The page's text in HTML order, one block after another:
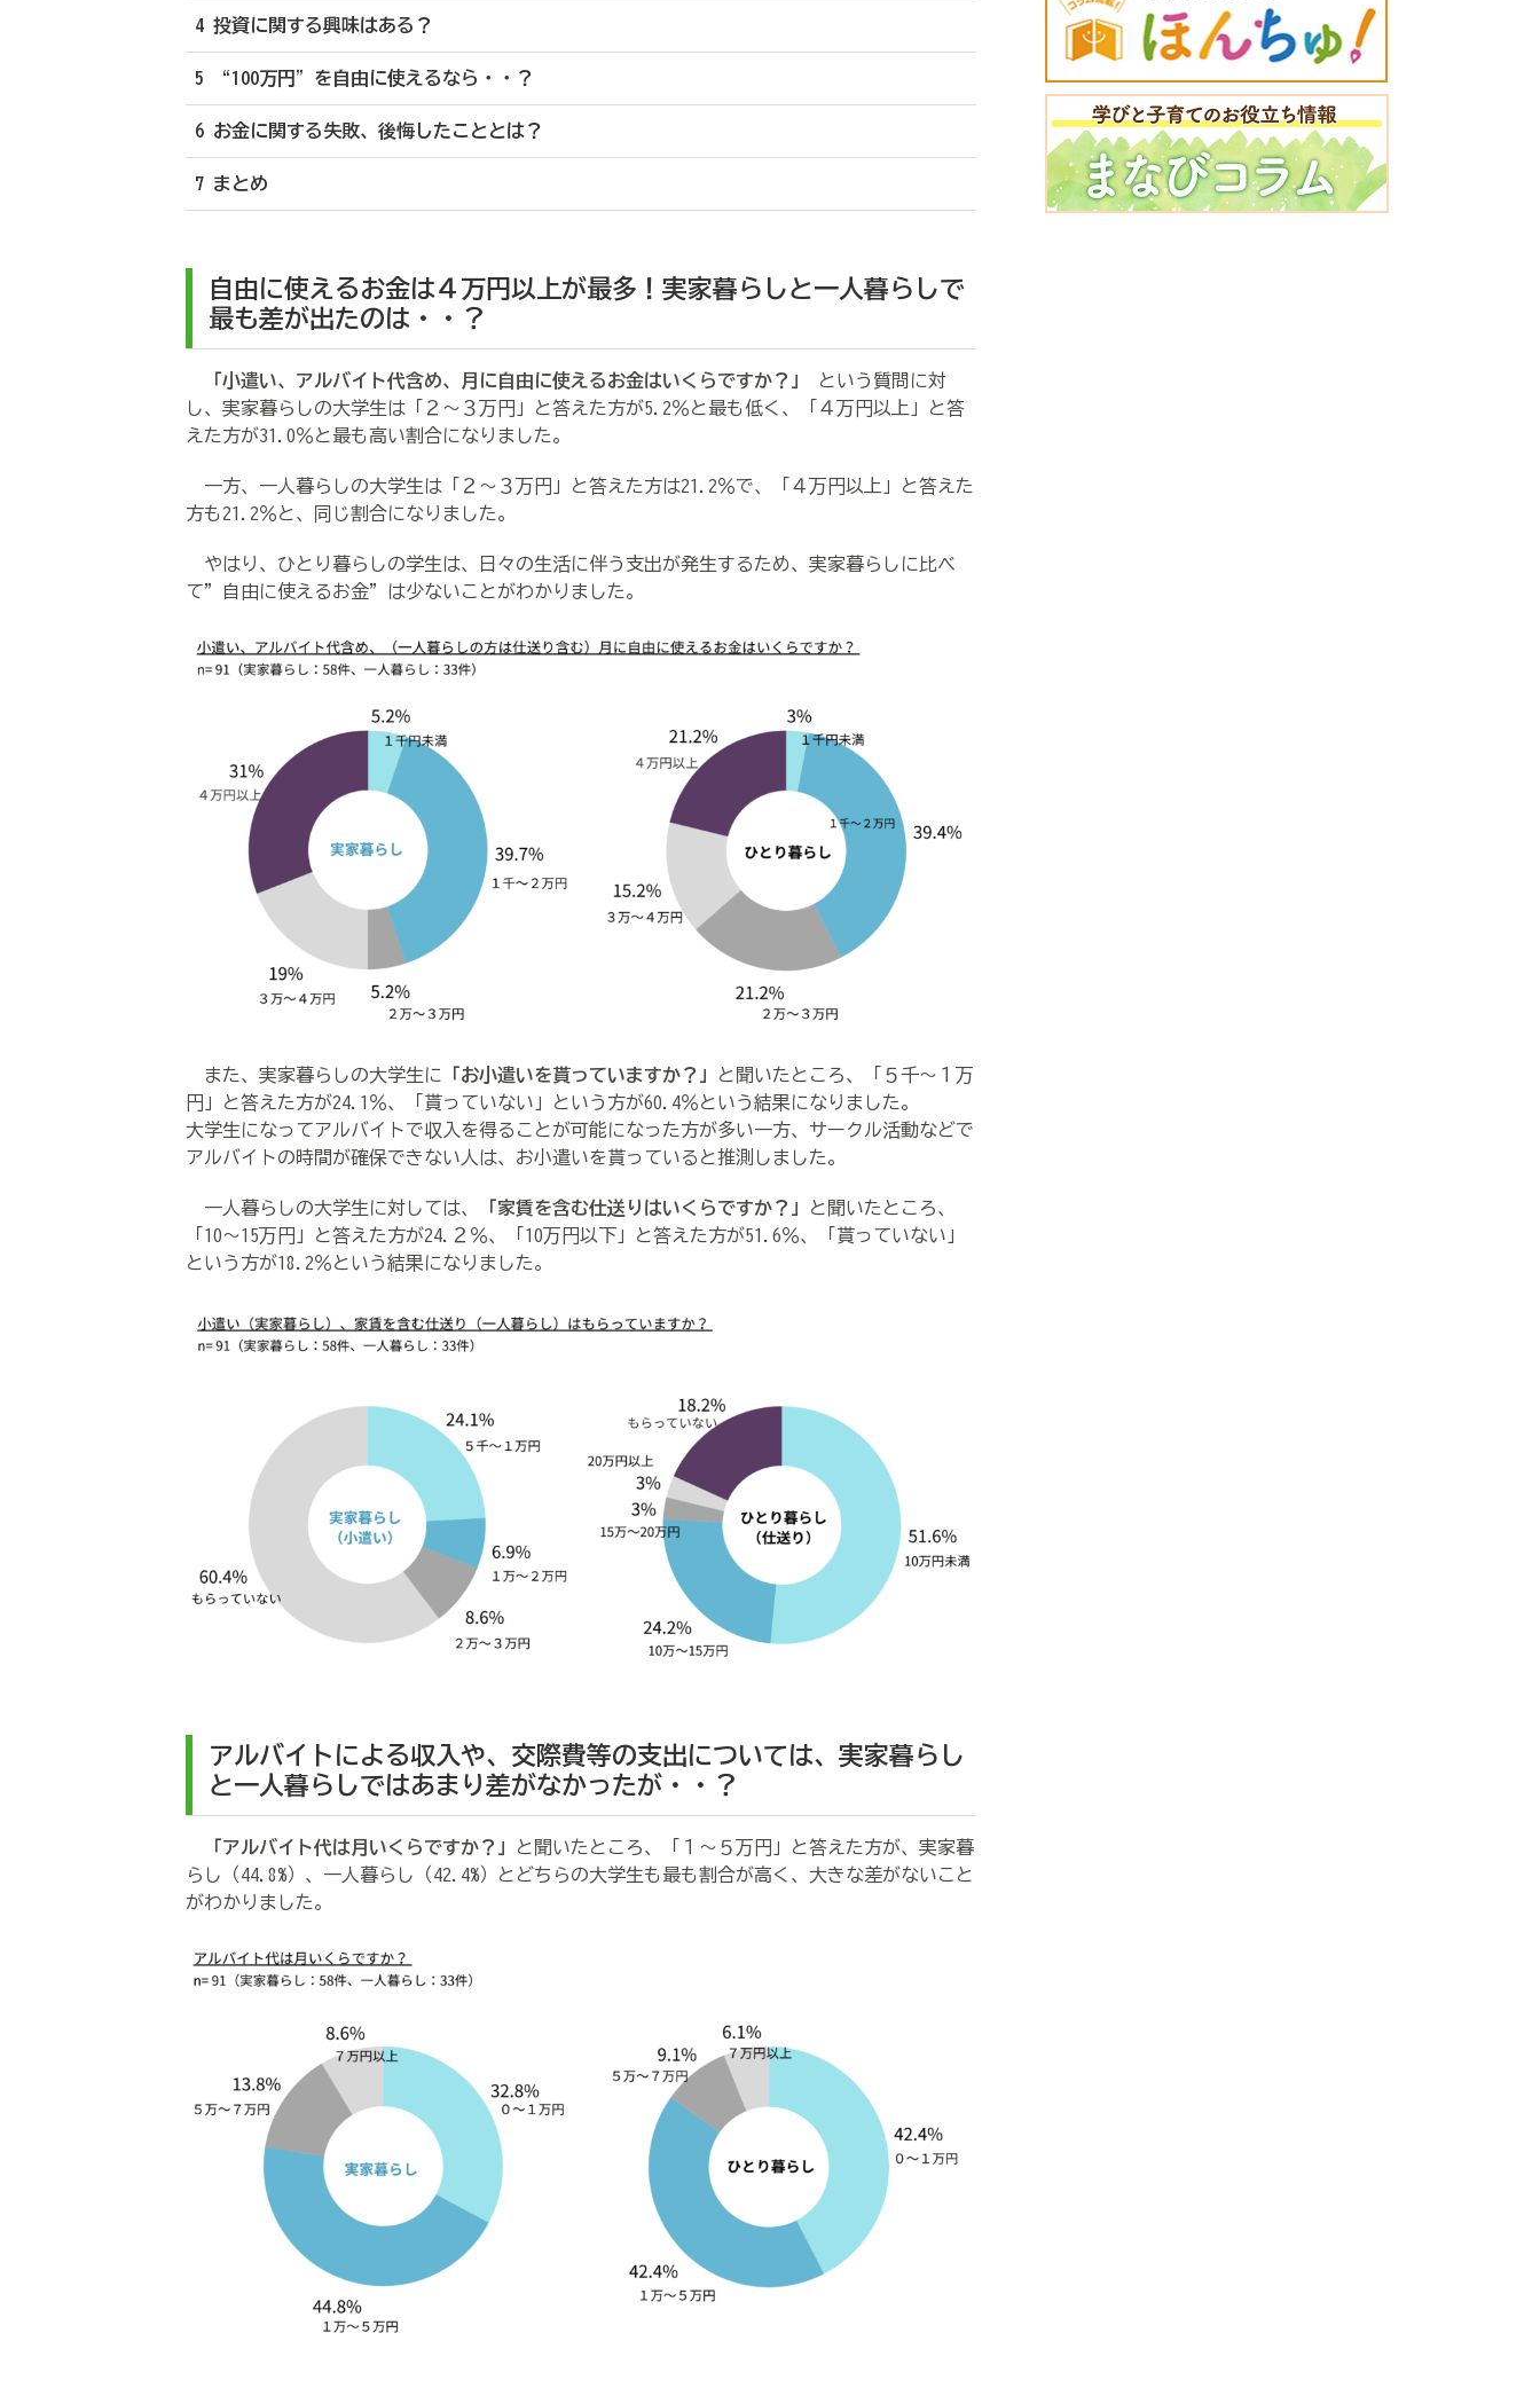
4 投資に関する興味はある？
5 “100万円”を自由に使えるなら・・？
6 お金に関する失敗、後悔したこととは？
7 まとめ
自由に使えるお金は４万円以上が最多！実家暮らしと一人暮らしで
最も差が出たのは・・？
「小遣い、アルバイト代含め、月に自由に使えるお金はいくらですか？」
という質問に対
し、実家暮らしの大学生は「２～３万円」と答えた方が5.2％と最も低く、「４万円以上」と答
えた方が31.0％と最も高い割合になりました。
一方、一人暮らしの大学生は「２～３万円」と答えた方は21.2％で、「４万円以上」と答えた
方も21.2％と、同じ割合になりました。
やはり、ひとり暮らしの学生は、日々の生活に伴う支出が発生するため、実家暮らしに比べ
て”自由に使えるお金”は少ないことがわかりました。
また、実家暮らしの大学生に 「お小遣いを貰っていますか？」
と聞いたところ、「５千～１万
円」と答えた方が24.1％、「貰っていない」という方が60.4％という結果になりました。
大学生になってアルバイトで収入を得ることが可能になった方が多い一方、サークル活動などで
アルバイトの時間が確保できない人は、お小遣いを貰っていると推測しました。
一人暮らしの大学生に対しては、 「家賃を含む仕送りはいくらですか？」
と聞いたところ、
「10～15万円」と答えた方が24.２％、「10万円以下」と答えた方が51.6％、「貰っていない」
という方が18.2％という結果になりました。
アルバイトによる収入や、交際費等の支出については、実家暮らし
と一人暮らしではあまり差がなかったが・・？
「アルバイト代は月いくらですか？」
と聞いたところ、「１～５万円」と答えた方が、実家暮
らし（44.8%）、一人暮らし（42.4%）とどちらの大学生も最も割合が高く、大きな差がないこと
がわかりました。